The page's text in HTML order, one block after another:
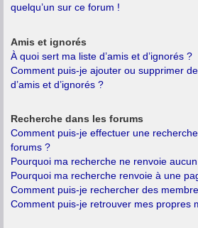
quelqu’un sur ce forum !
Amis et ignorés
À quoi sert ma liste d’amis et d’ignorés ?
Comment puis-je ajouter ou supprimer
d’amis et d’ignorés ?
Recherche dans les forums
Comment puis-je effectuer une
forums ?
Pourquoi ma recherche ne renvoie
Pourquoi ma recherche renvoie à une
Comment puis-je rechercher des
Comment puis-je retrouver mes propres